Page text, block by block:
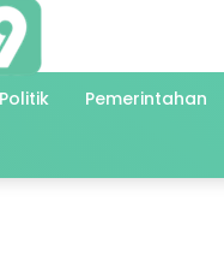
Politik Pemerintahan